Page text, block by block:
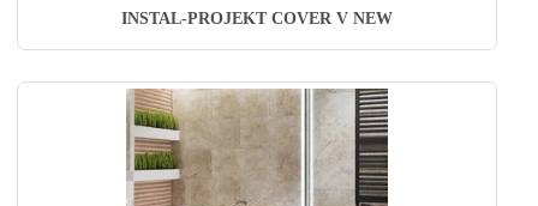
INSTAL-PROJEKT COVER V NEW